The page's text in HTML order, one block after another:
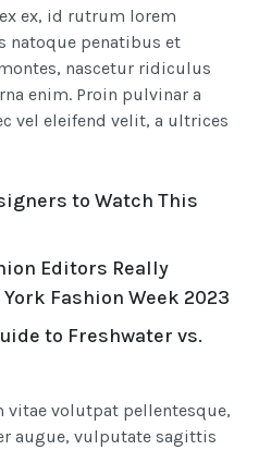
ex, id rutrum lorem
natoque penatibus et
nascetur ridiculus
enim. Proin pulvinar a
vel eleifend velit, a ultrices
to Watch This
Editors Really
Fashion Week 2023
to Freshwater vs.
vitae volutpat pellentesque,
augue, vulputate sagittis